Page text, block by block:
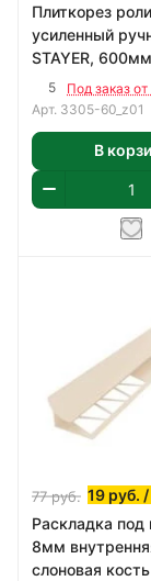
Плиткорез
усиленный
STAYER, 600мм
5
Под заказ
Арт. 3305-60_z01
В
77руб. 19 руб.
Раскладка под
8мм
слоновая